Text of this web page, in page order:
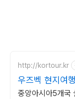
http://kortour.kr
우즈벡 현지여
중앙아시아5개국